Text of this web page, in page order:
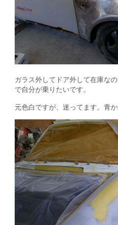
ガラス外してドア外して在庫な
で自分が乗りたいです。
元色白ですが、迷ってます。青